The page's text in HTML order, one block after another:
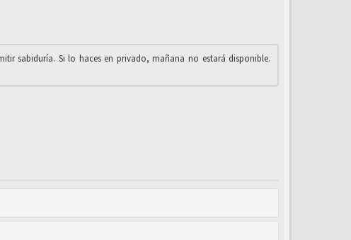
sabiduría. Si lo haces en privado, mañana no estará disponible.